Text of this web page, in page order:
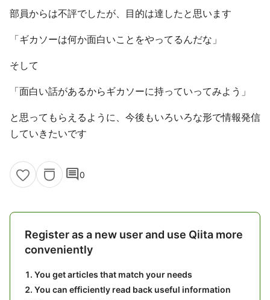
部員からは不評でしたが、目的は達したと思います
「ギカソーは何か面白いことをやってるんだな」
そして
「面白い話があるからギカソーに持っていってみよう」
と思ってもらえるように、今後もいろいろな形で情報発信
していきたいです
comment0
Register as a new user and use Qiita more
conveniently
You get articles that match your needs
You can efficiently read back useful information